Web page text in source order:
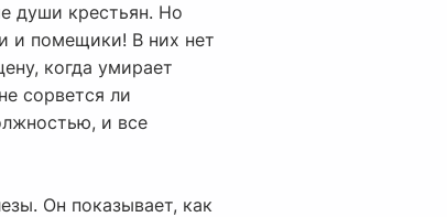
души крестьян. Но
и помещики! В них нет
когда умирает
сорвется ли
и все
Он показывает, как